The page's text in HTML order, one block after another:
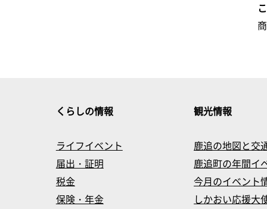
くらしの情報
ライフイベント
届出・証明
税金
保険・年金
観光情報
鹿追の地図と交
鹿追町の年間イ
今月のイベント
しかおい応援大